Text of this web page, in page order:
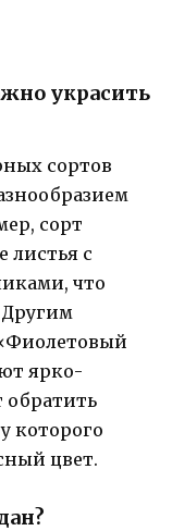
украсить
сортов
сорт
листья с
что
ярко-
обратить
которого
цвет.